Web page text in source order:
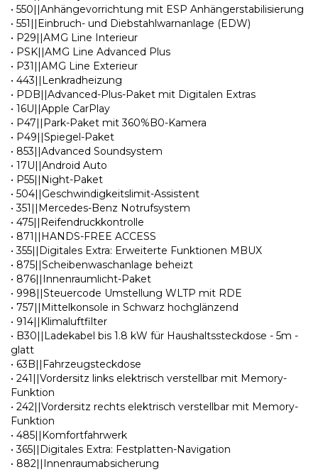
• 550||Anhängevorrichtung mit ESP Anhängerstabilisierung
• 551||Einbruch- und Diebstahlwarnanlage (EDW)
• P29||AMG Line Interieur
• PSK||AMG Line Advanced Plus
• P31||AMG Line Exterieur
• 443||Lenkradheizung
• PDB||Advanced-Plus-Paket mit Digitalen Extras
• 16U||Apple CarPlay
• P47||Park-Paket mit 360%B0-Kamera
• P49||Spiegel-Paket
• 853||Advanced Soundsystem
• 17U||Android Auto
• P55||Night-Paket
• 504||Geschwindigkeitslimit-Assistent
• 351||Mercedes-Benz Notrufsystem
• 475||Reifendruckkontrolle
• 871||HANDS-FREE ACCESS
• 355||Digitales Extra: Erweiterte Funktionen MBUX
• 875||Scheibenwaschanlage beheizt
• 876||Innenraumlicht-Paket
• 998||Steuercode Umstellung WLTP mit RDE
• 757||Mittelkonsole in Schwarz hochglänzend
• 914||Klimaluftfilter
• B30||Ladekabel bis 1.8 kW für Haushaltssteckdose - 5m -
glatt
• 63B||Fahrzeugsteckdose
• 241||Vordersitz links elektrisch verstellbar mit Memory-
Funktion
• 242||Vordersitz rechts elektrisch verstellbar mit Memory-
Funktion
• 485||Komfortfahrwerk
• 365||Digitales Extra: Festplatten-Navigation
• 882||Innenraumabsicherung